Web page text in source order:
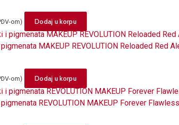
om) Dodaj u korpu
MAKEUP REVOLUTION Reloaded Red
om) Dodaj u korpu
REVOLUTION MAKEUP Forever